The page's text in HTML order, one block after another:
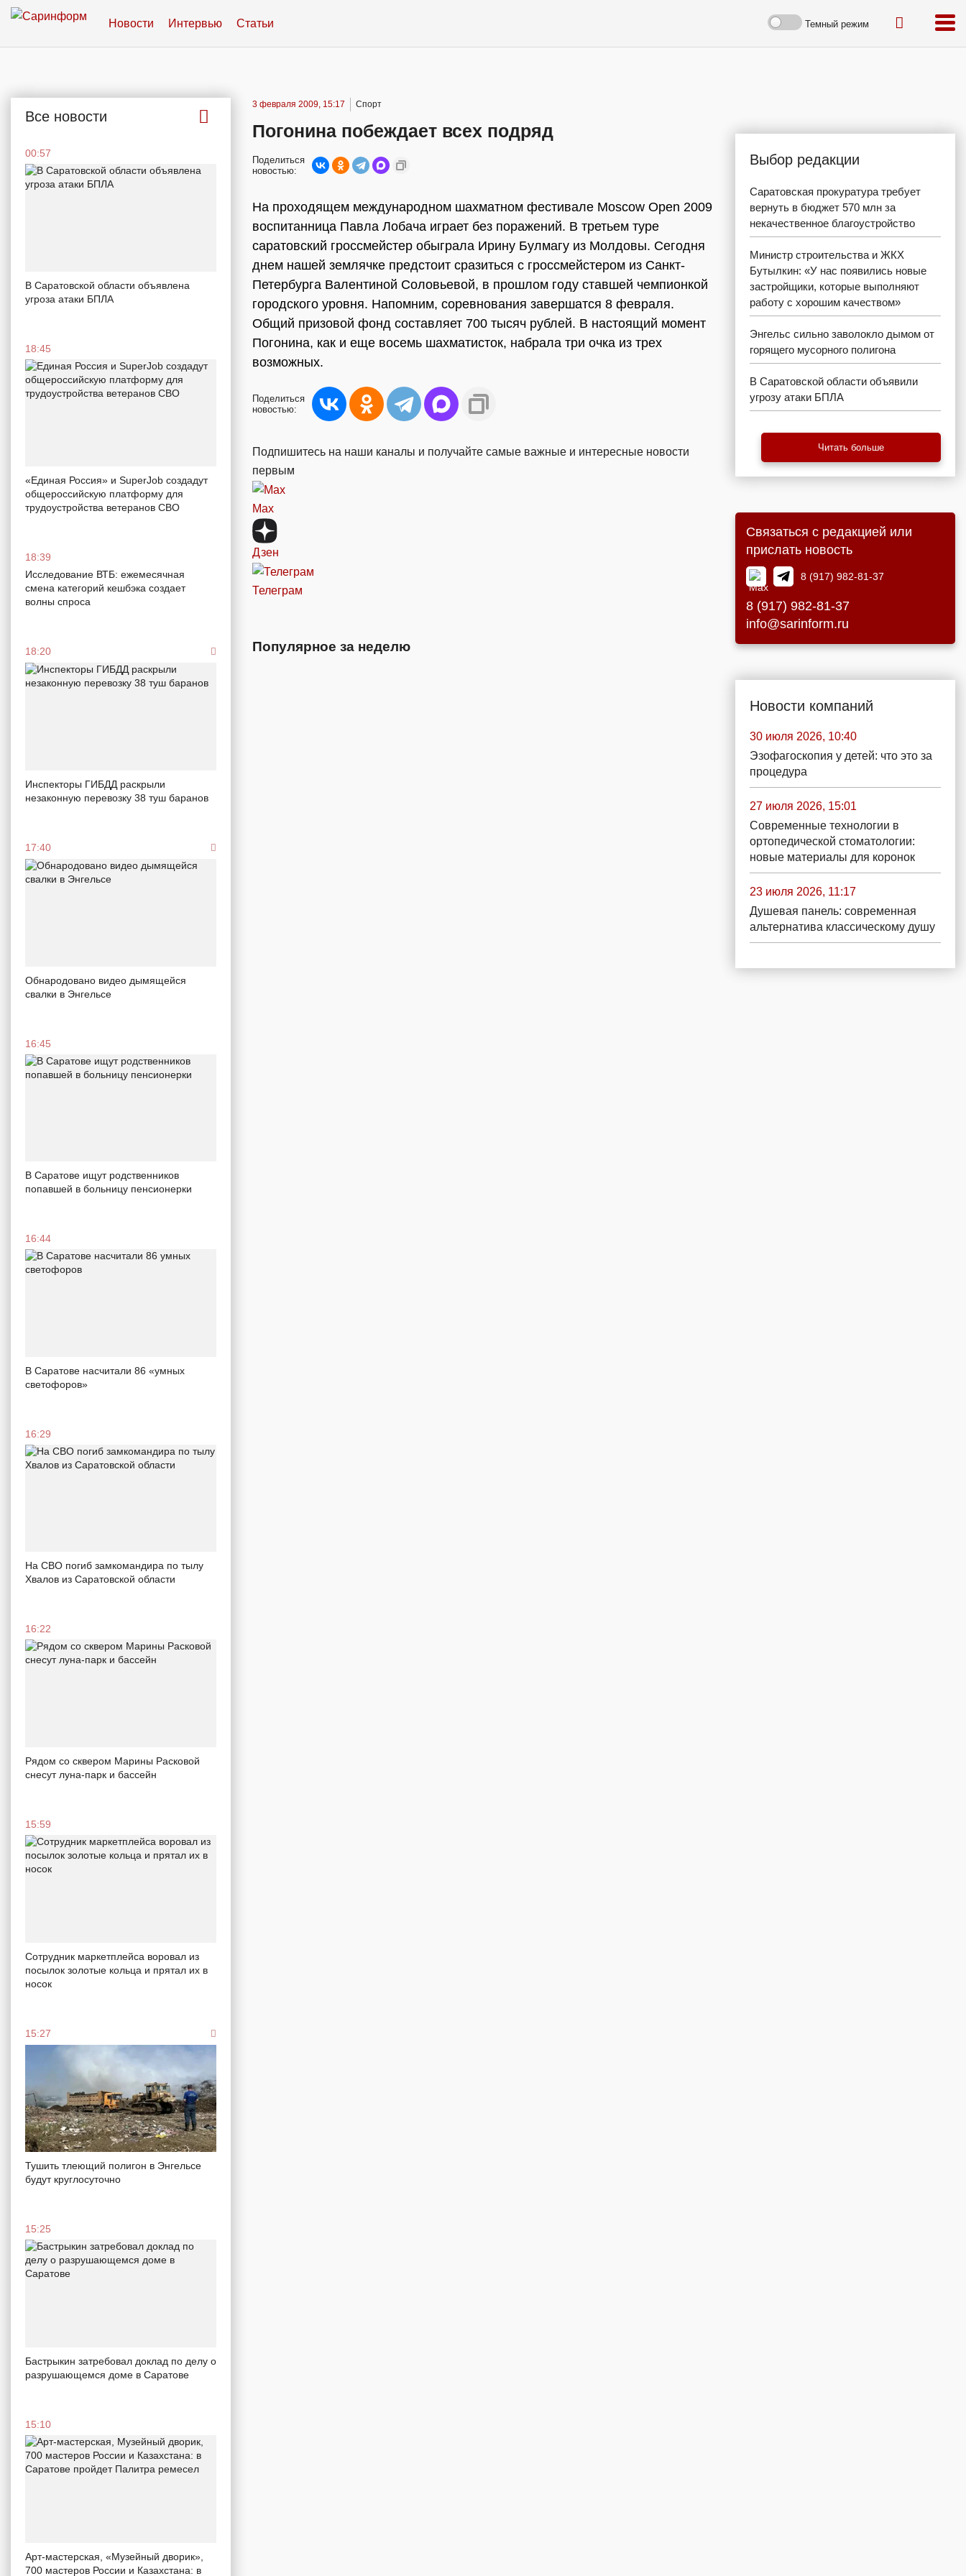
Новости Интервью Статьи Темный режим
Все новости
00:57
В Саратовской области объявлена
угроза атаки БПЛА
18:45
«Единая Россия» и SuperJob создадут
общероссийскую платформу для
трудоустройства ветеранов СВО
18:39
Исследование ВТБ: ежемесячная
смена категорий кешбэка создает
волны спроса
18:20
Инспекторы ГИБДД раскрыли
незаконную перевозку 38 туш баранов
17:40
Обнародовано видео дымящейся
свалки в Энгельсе
16:45
В Саратове ищут родственников
попавшей в больницу пенсионерки
16:44
В Саратове насчитали 86 «умных
светофоров»
16:29
На СВО погиб замкомандира по тылу
Хвалов из Саратовской области
16:22
Рядом со сквером Марины Расковой
снесут луна-парк и бассейн
15:59
Сотрудник маркетплейса воровал из
посылок золотые кольца и прятал их в
носок
15:27
Тушить тлеющий полигон в Энгельсе
будут круглосуточно
15:25
Бастрыкин затребовал доклад по делу о
разрушающемся доме в Саратове
15:10
Арт-мастерская, «Музейный дворик»,
700 мастеров России и Казахстана: в
3 февраля 2009, 15:17 Спорт
Погонина побеждает всех подряд
Поделиться
новостью:
На проходящем международном шахматном фестивале Moscow Open 2009
воспитанница Павла Лобача играет без поражений. В третьем туре
саратовский гроссмейстер обыграла Ирину Булмагу из Молдовы. Сегодня
днем нашей землячке предстоит сразиться с гроссмейстером из Санкт-
Петербурга Валентиной Соловьевой, в прошлом году ставшей чемпионкой
городского уровня. Напомним, соревнования завершатся 8 февраля.
Общий призовой фонд составляет 700 тысяч рублей. В настоящий момент
Погонина, как и еще восемь шахматисток, набрала три очка из трех
возможных.
Поделиться
новостью:
Подпишитесь на наши каналы и получайте самые важные и интересные новости
первым
Max
Дзен
Телеграм
Популярное за неделю
Выбор редакции
Саратовская прокуратура требует
вернуть в бюджет 570 млн за
некачественное благоустройство
Министр строительства и ЖКХ
Бутылкин: «У нас появились новые
застройщики, которые выполняют
работу с хорошим качеством»
Энгельс сильно заволокло дымом от
горящего мусорного полигона
В Саратовской области объявили
угрозу атаки БПЛА
Читать больше
Связаться с редакцией или
прислать новость
8 (917) 982-81-37
8 (917) 982-81-37
info@sarinform.ru
Новости компаний
30 июля 2026, 10:40
Эзофагоскопия у детей: что это за
процедура
27 июля 2026, 15:01
Современные технологии в
ортопедической стоматологии:
новые материалы для коронок
23 июля 2026, 11:17
Душевая панель: современная
альтернатива классическому душу